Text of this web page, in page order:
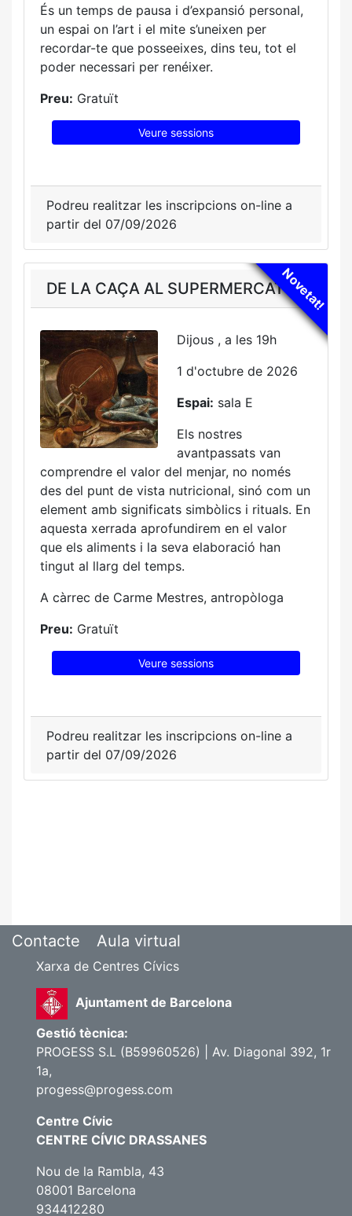
És un temps de pausa i d’expansió personal,
un espai on l’art i el mite s’uneixen per
recordar-te que posseeixes, dins teu, tot el
poder necessari per renéixer.
Preu: Gratuït
Veure sessions
Podreu realitzar les inscripcions on-line a
partir del 07/09/2026
Novetat!
DE LA CAÇA AL SUPERMERCAT
Dijous , a les 19h
1 d'octubre de 2026
Espai: sala E
Els nostres
avantpassats van
comprendre el valor del menjar, no només
des del punt de vista nutricional, sinó com un
element amb significats simbòlics i rituals. En
aquesta xerrada aprofundirem en el valor
que els aliments i la seva elaboració han
tingut al llarg del temps.
A càrrec de Carme Mestres, antropòloga
Preu: Gratuït
Veure sessions
Podreu realitzar les inscripcions on-line a
partir del 07/09/2026
Contacte Aula virtual
Xarxa de Centres Cívics
Ajuntament de Barcelona
Gestió tècnica:
PROGESS S.L (B59960526) | Av. Diagonal 392, 1r
1a,
progess@progess.com
Centre Cívic
CENTRE CÍVIC DRASSANES
Nou de la Rambla, 43
08001 Barcelona
934412280